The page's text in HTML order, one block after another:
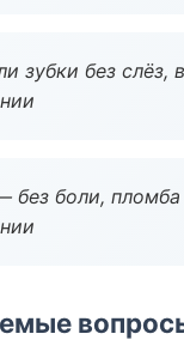
зубки без
без боли,